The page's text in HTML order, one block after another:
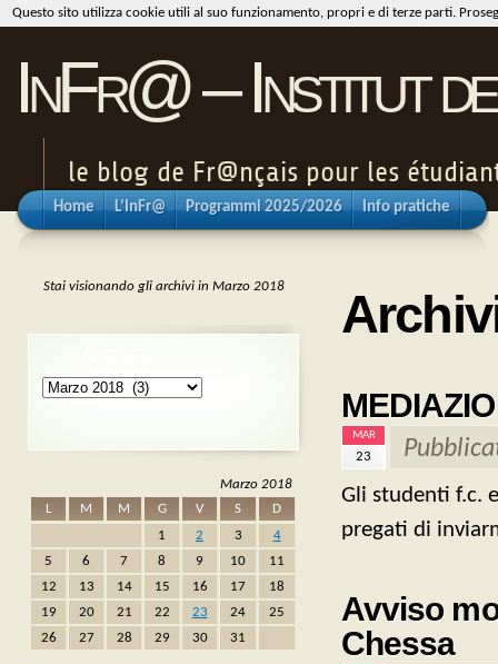
InFr@ – Institut
le blog de Fr@nçais pour les
Home L’InFr@ Programmi 2025/2026 Info pratiche
MAR
23
Gli studenti f.c.
pregati di
Avviso
Chessa
Stai visionando gli archivi in Marzo 2018
Archivi
Marzo 2018
L
M M G V S
D
1
2 3
4
5
6 7 8 9 10
11
12
13 14 15 16 17
18
19
20 21 22 23 24
25
26
27 28 29 30 31
Questo sito utilizza cookie utili al suo funzionamento, propri e di terze parti.